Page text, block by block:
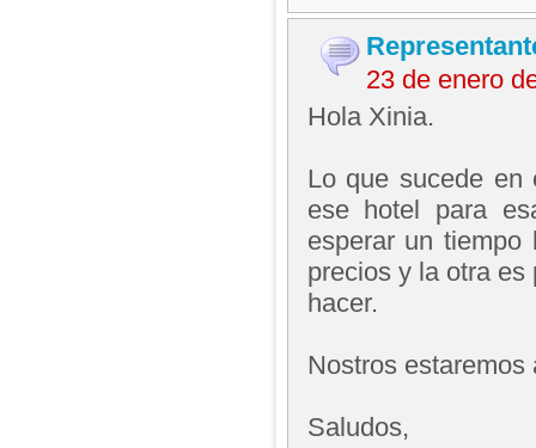
23 de enero
Hola Xinia.
Lo que sucede en
ese hotel para
esperar un
precios y la otra
hacer.
Nostros estaremos
Saludos,